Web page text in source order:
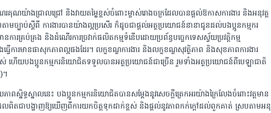
ណរគុណយ៉ាងជ្រាលជ្រៅ និងវាយតម្លៃខ្ពស់ចំពោះម្ចាស់រោងចក្រដែលបានផ្តល់ឱកាសការងារ និងអនុវត្ត
ច្បាប់ស្តីពី ការងារបានយ៉ាងល្អប្រសើរ ក៏ដូចជាផ្តល់អត្ថប្រយោជន៍នានាជូនដល់បងប្អូនកម្មករ
ការគ្រប់គ្រង និងដំណើរការច្រវាក់ផលិតកម្មទំនើបដោយប្រព័ន្ធបច្ចេកទេសស្វ័យប្រវត្តិកម្ម
វើការមានផាសុកភាពល្អផងដែរ។ លក្ខខណ្ឌការងារ និងលក្ខខណ្ឌសុវត្ថិភាព និងសុខភាពការងារ
ស់ ហើយបងប្អូនកម្មករនិយោជិតទទួលបានអត្ថប្រយោជន៍ជាច្រើន រួមទាំងអត្ថប្រយោជន៍ពីបេឡាជាតិ
។
ពស្និទ្ធស្នាលនេះ បងប្អូនកម្មករនិយោជិតបានសម្តែងនូវសេចក្តីត្រេកអរយ៉ាងក្រៃលែងចំពោះវត្តមាន
លពិតជាបង្ហាញឱ្យឃើញពីការយកចិត្តទុកដាក់ខ្ពស់ និងផ្តល់នូវភាពកក់ក្តៅដល់ពួកគាត់ ស្របតាមអនុ